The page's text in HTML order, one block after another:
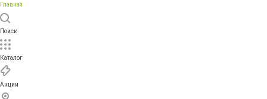
Главная
Поиск
Каталог
Акции